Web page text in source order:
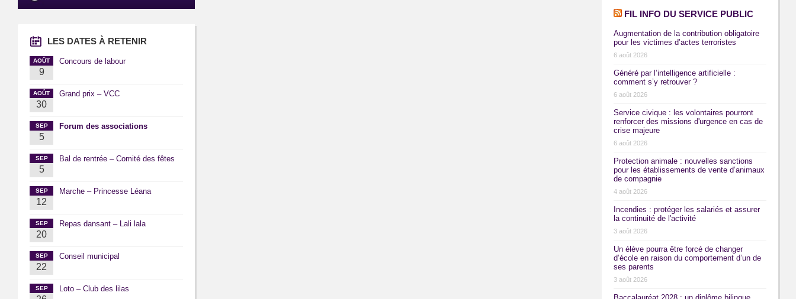
LES DATES À RETENIR
AOÛT
9
Concours de labour
AOÛT
30
Grand prix – VCC
SEP
5
Forum des associations
SEP
5
Bal de rentrée – Comité des fêtes
SEP
12
Marche – Princesse Léana
SEP
20
Repas dansant – Lali lala
SEP
22
Conseil municipal
SEP Loto – Club des lilas
FIL INFO DU SERVICE PUBLIC
Augmentation de la contribution obligatoire
pour les victimes d’actes terroristes
6 août 2026
Généré par l’intelligence artificielle :
comment s’y retrouver ?
6 août 2026
Service civique : les volontaires pourront
renforcer des missions d'urgence en cas de
crise majeure
6 août 2026
Protection animale : nouvelles sanctions
pour les établissements de vente d’animaux
de compagnie
4 août 2026
Incendies : protéger les salariés et assurer
la continuité de l'activité
3 août 2026
Un élève pourra être forcé de changer
d’école en raison du comportement d’un de
ses parents
3 août 2026